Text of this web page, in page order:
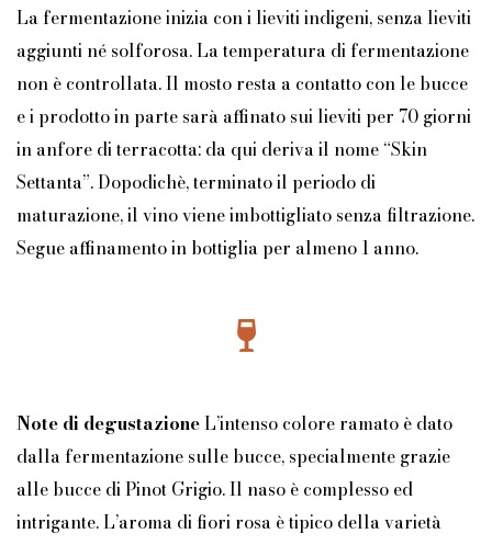
La fermentazione inizia con i lieviti indigeni, senza lieviti
aggiunti né solforosa. La temperatura di fermentazione
non è controllata. Il mosto resta a contatto con le bucce
e i prodotto in parte sarà affinato sui lieviti per 70 giorni
in anfore di terracotta: da qui deriva il nome “Skin
Settanta”. Dopodichè, terminato il periodo di
maturazione, il vino viene imbottigliato senza filtrazione.
Segue affinamento in bottiglia per almeno 1 anno.
Note di degustazioneL’intenso colore ramato è dato
dalla fermentazione sulle bucce, specialmente grazie
alle bucce di Pinot Grigio. Il naso è complesso ed
intrigante. L’aroma di fiori rosa è tipico della varietà